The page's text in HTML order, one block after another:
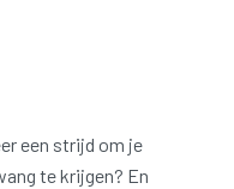
een strijd om je
te krijgen? En